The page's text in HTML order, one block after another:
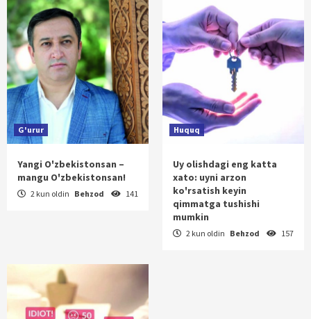
G'urur
Yangi O'zbekistonsan –
mangu O'zbekistonsan!
2 kun oldin Behzod 141
Huquq
Uy olishdagi eng katta
xato: uyni arzon
ko'rsatish keyin
qimmatga tushishi
mumkin
2 kun oldin Behzod 157